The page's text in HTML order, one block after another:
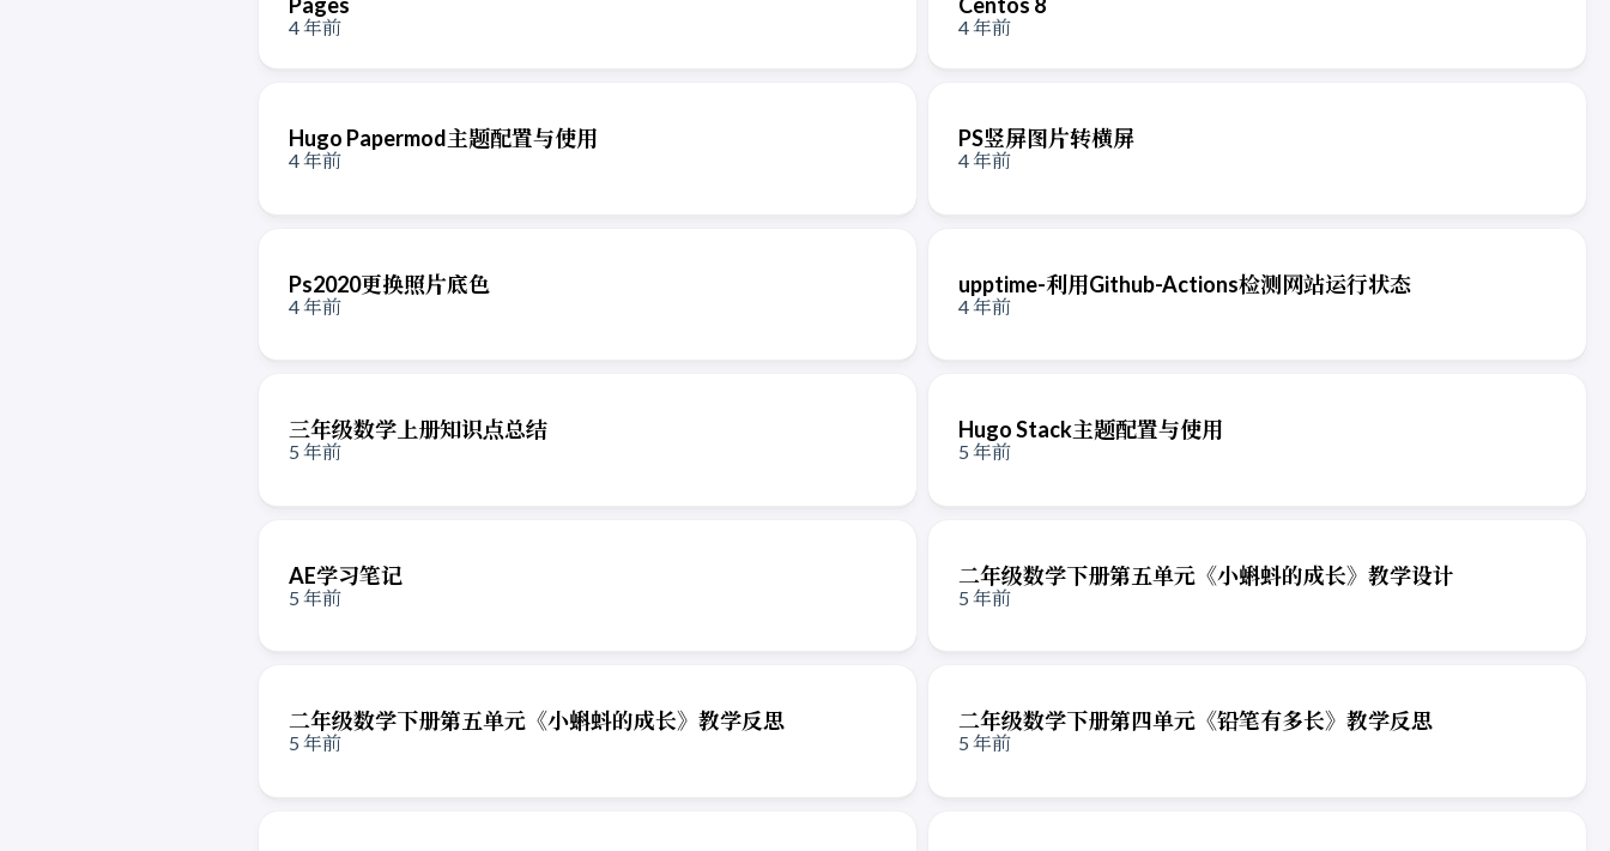
4 年前 4 年前
Hugo Papermod主题配置与使用
4 年前
PS竖屏图片转横屏
4 年前
Ps2020更换照片底色
4 年前
upptime-利用Github-Actions检测网站运行状态
4 年前
三年级数学上册知识点总结
5 年前
Hugo Stack主题配置与使用
5 年前
AE学习笔记
5 年前
二年级数学下册第五单元《小蝌蚪的成长》教学设计
5 年前
二年级数学下册第五单元《小蝌蚪的成长》教学反思
5 年前
二年级数学下册第四单元《铅笔有多长》教学反思
5 年前